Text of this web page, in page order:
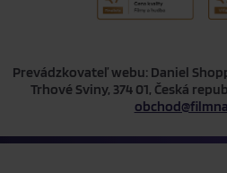
Prevádzkovateľ webu: Daniel
Trhové Sviny, 374 01, Česká